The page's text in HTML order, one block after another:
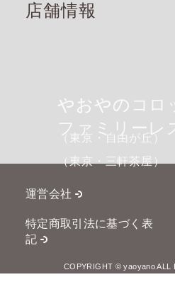
店舗情報
やおやの
ファミリーレ
（東京・三軒茶屋）
やおやのコロ
（東京・自由が丘）
運営会社
特定商取引法に基づく表
記
COPYRIGHT © yaoyano ALL